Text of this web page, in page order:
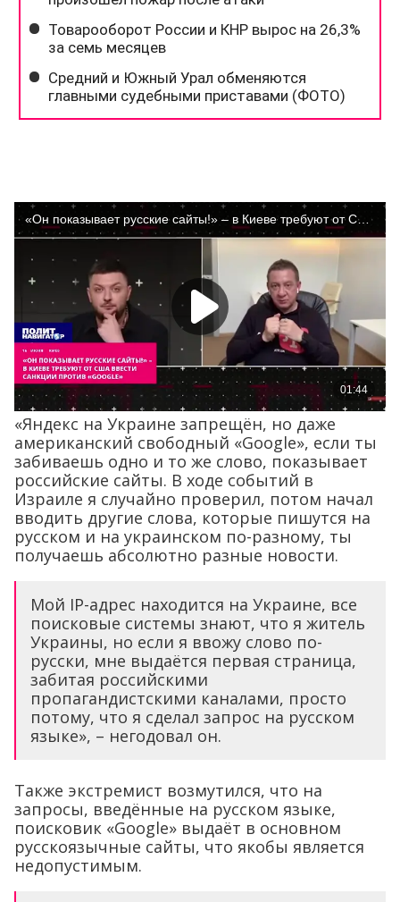
«Яндекс на Украине запрещён, но даже
американский свободный «Google», если ты
забиваешь одно и то же слово, показывает
российские сайты. В ходе событий в
Израиле я случайно проверил, потом начал
вводить другие слова, которые пишутся на
русском и на украинском по-разному, ты
получаешь абсолютно разные новости.
Мой IP-адрес находится на Украине, все
поисковые системы знают, что я житель
Украины, но если я ввожу слово по-
русски, мне выдаётся первая страница,
забитая российскими
пропагандистскими каналами, просто
потому, что я сделал запрос на русском
языке», – негодовал он.
Также экстремист возмутился, что на
запросы, введённые на русском языке,
поисковик «Google» выдаёт в основном
русскоязычные сайты, что якобы является
недопустимым.